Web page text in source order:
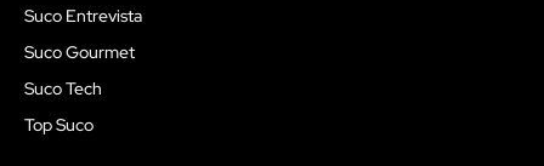
Suco Entrevista
Suco Gourmet
Suco Tech
Top Suco